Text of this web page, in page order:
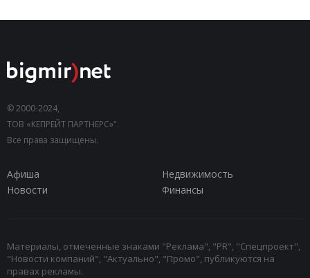
© 2000-2024,
ТОВ «КЕПРЕЙТ ПАРТНЕРС»".
Все права защищены.
Афиша
Недвижимость
Новости
Финансы
Материалы, отмеченные знаками "Реклама", "PR", "Спецпроект",
"Новости компаний", "Актуально", "Промо", публикуются на
правах рекламы.